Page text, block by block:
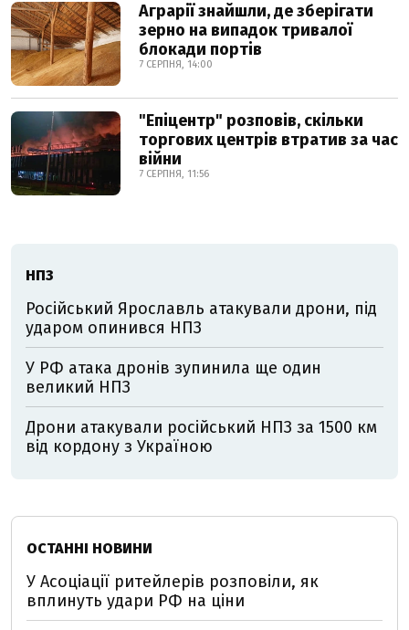
Аграрії знайшли, де зберігати
зерно на випадок тривалої
блокади портів
7 СЕРПНЯ, 14:00
"Епіцентр" розповів, скільки
торгових центрів втратив за час
війни
7 СЕРПНЯ, 11:56
НПЗ
Російський Ярославль атакували дрони, під
ударом опинився НПЗ
У РФ атака дронів зупинила ще один
великий НПЗ
Дрони атакували російський НПЗ за 1500 км
від кордону з Україною
ОСТАННІ НОВИНИ
У Асоціації ритейлерів розповіли, як
вплинуть удари РФ на ціни